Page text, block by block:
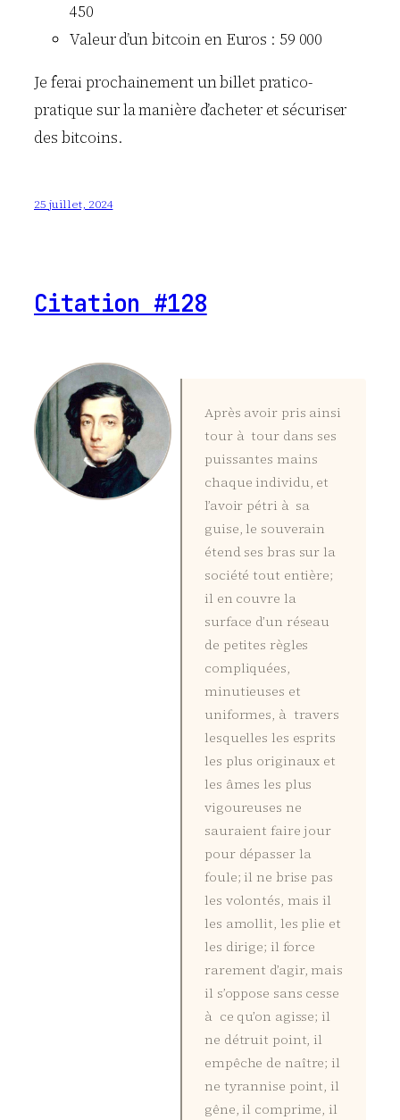
450
Valeur d’un bitcoin en Euros : 59 000
Je ferai prochainement un billet pratico-
pratique sur la manière d’acheter et sécuriser
des bitcoins.
25 juillet, 2024
Citation #128
Après avoir pris ainsi
tour à tour dans ses
puissantes mains
chaque individu, et
l’avoir pétri à sa
guise, le souverain
étend ses bras sur la
société tout entière;
il en couvre la
surface d’un réseau
de petites règles
compliquées,
minutieuses et
uniformes, à travers
lesquelles les esprits
les plus originaux et
les âmes les plus
vigoureuses ne
sauraient faire jour
pour dépasser la
foule; il ne brise pas
les volontés, mais il
les amollit, les plie et
les dirige; il force
rarement d’agir, mais
il s’oppose sans cesse
à ce qu’on agisse; il
ne détruit point, il
empêche de naître; il
ne tyrannise point, il
gêne, il comprime, il